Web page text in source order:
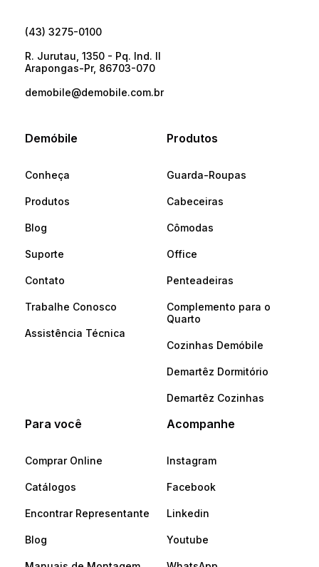
(43) 3275-0100
R. Jurutau, 1350 - Pq. Ind. II
Arapongas-Pr, 86703-070
demobile@demobile.com.br
Demóbile
Conheça
Produtos
Blog
Suporte
Contato
Trabalhe Conosco
Assistência Técnica
Produtos
Guarda-Roupas
Cabeceiras
Cômodas
Office
Penteadeiras
Complemento para o
Quarto
Cozinhas Demóbile
Demartêz Dormitório
Demartêz Cozinhas
Para você
Comprar Online
Catálogos
Encontrar Representante
Blog
Acompanhe
Instagram
Facebook
Linkedin
Youtube